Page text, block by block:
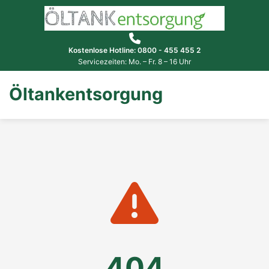
Kostenlose Hotline: 0800 - 455 455 2
Servicezeiten: Mo. – Fr. 8 – 16 Uhr
Öltankentsorgung